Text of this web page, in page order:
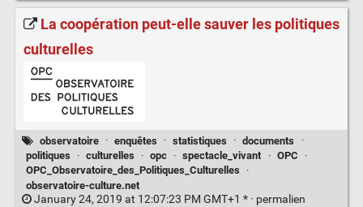
La coopération peut-elle sauver les politiques
culturelles
observatoire · enquêtes · statistiques · documents
·
politiques
· culturelles · opc · spectacle_vivant · OPC
·
OPC_Observatoire_des_Politiques_Culturelles
·
observatoire-culture.net
January 24, 2019 at 12:07:23 PM GMT+1 * · permalien